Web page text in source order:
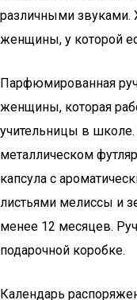
различными
женщины, у которой
Парфюмированная
женщины, которая
учительницы в школе.
металлическом
капсула с
листьями мелиссы и
менее 12 месяцев.
подарочной коробке.
Календарь